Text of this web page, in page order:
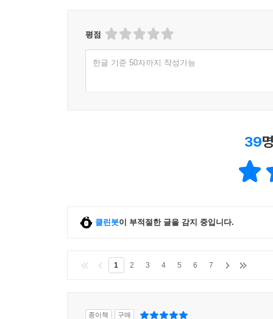
평점
한글 기준 50자까지 작성가능
39
클린봇이 부적절한 글을 감지 중입니다.
1 2 3 4 5 6 7
종이책 구매